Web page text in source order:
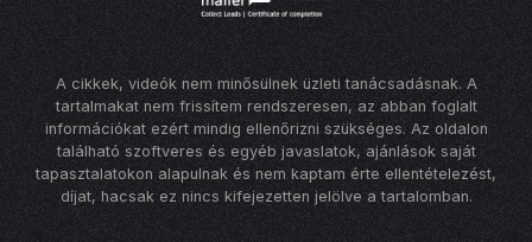
A cikkek, videók nem minősülnek üzleti tanácsadásnak. A
tartalmakat nem frissítem rendszeresen, az abban foglalt
információkat ezért mindig ellenőrizni szükséges. Az oldalon
található szoftveres és egyéb javaslatok, ajánlások saját
tapasztalatokon alapulnak és nem kaptam érte ellentételezést,
díjat, hacsak ez nincs kifejezetten jelölve a tartalomban.